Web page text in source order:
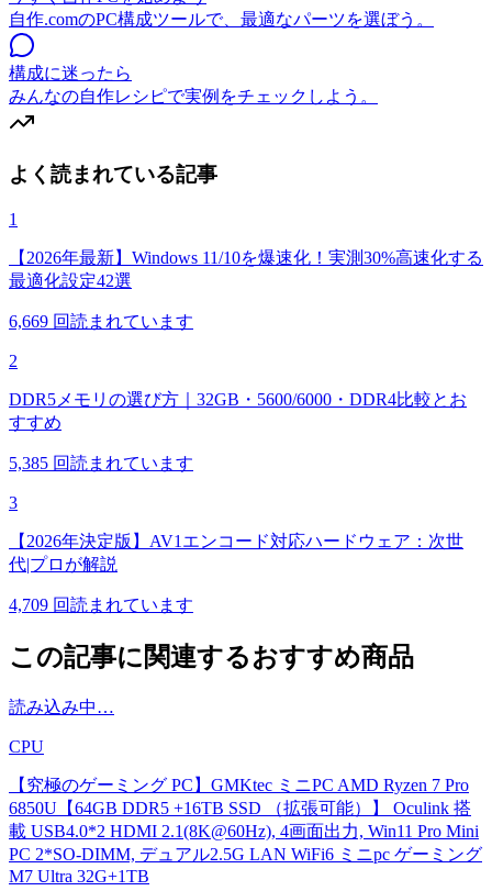
自作.comのPC構成ツールで、最適なパーツを選ぼう。
構成に迷ったら
みんなの自作レシピで実例をチェックしよう。
よく読まれている記事
1
【2026年最新】Windows 11/10を爆速化！実測30%高速化する
最適化設定42選
6,669 回読まれています
2
DDR5メモリの選び方｜32GB・5600/6000・DDR4比較とお
すすめ
5,385 回読まれています
3
【2026年決定版】AV1エンコード対応ハードウェア：次世
代|プロが解説
4,709 回読まれています
この記事に関連するおすすめ商品
読み込み中…
CPU
【究極のゲーミング PC】GMKtec ミニPC AMD Ryzen 7 Pro
6850U【64GB DDR5 +16TB SSD （拡張可能）】 Oculink 搭
載 USB4.0*2 HDMI 2.1(8K@60Hz), 4画面出力, Win11 Pro Mini
PC 2*SO-DIMM, デュアル2.5G LAN WiFi6 ミニpc ゲーミング
M7 Ultra 32G+1TB